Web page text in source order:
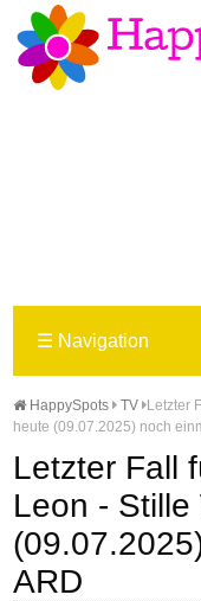
☰ Navigation
HappySpots TV
Letzter
heute (09.07.2025) noch
Letzter Fall
Leon -
ARD